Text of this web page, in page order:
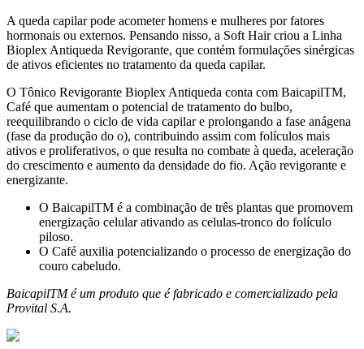
A queda capilar pode acometer homens e mulheres por fatores
hormonais ou externos. Pensando nisso, a Soft Hair criou a Linha
Bioplex Antiqueda Revigorante, que contém formulações sinérgicas
de ativos eficientes no tratamento da queda capilar.
O Tônico Revigorante Bioplex Antiqueda conta com BaicapilTM,
Café que aumentam o potencial de tratamento do bulbo,
reequilibrando o ciclo de vida capilar e prolongando a fase anágena
(fase da produção do o), contribuindo assim com folículos mais
ativos e proliferativos, o que resulta no combate à queda, aceleração
do crescimento e aumento da densidade do fio. Ação revigorante e
energizante.
O BaicapilTM é a combinação de três plantas que promovem
energização celular ativando as celulas-tronco do folículo
piloso.
O Café auxilia potencializando o processo de energização do
couro cabeludo.
BaicapilTM é um produto que é fabricado e comercializado pela
Provital S.A.